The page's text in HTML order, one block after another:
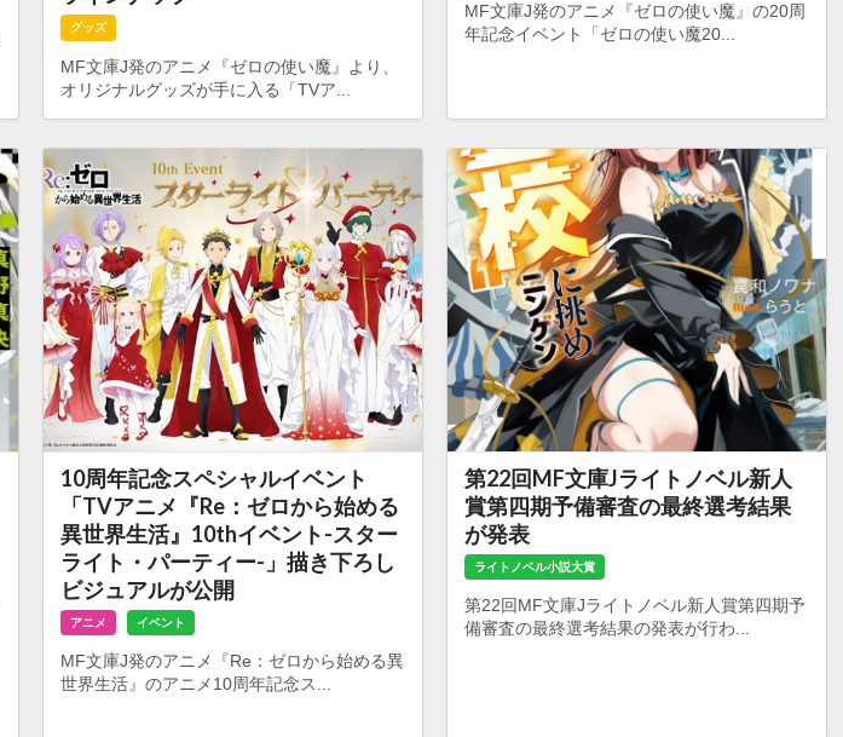
グッズ
MF文庫J発のアニメ『ゼロの使い魔』より、
オリジナルグッズが手に入る「TVア...
MF文庫J発のアニメ『ゼロの使い魔』の20周
年記念イベント「ゼロの使い魔20...
10周年記念スペシャルイベント
「TVアニメ『Re：ゼロから始める
異世界生活』10thイベント-スター
ライト・パーティー-」描き下ろし
ビジュアルが公開
アニメ イベント
MF文庫J発のアニメ『Re：ゼロから始める異
世界生活』のアニメ10周年記念ス...
第22回MF文庫Jライトノベル新人
賞第四期予備審査の最終選考結果
が発表
ライトノベル小説大賞
第22回MF文庫Jライトノベル新人賞第四期予
備審査の最終選考結果の発表が行わ...